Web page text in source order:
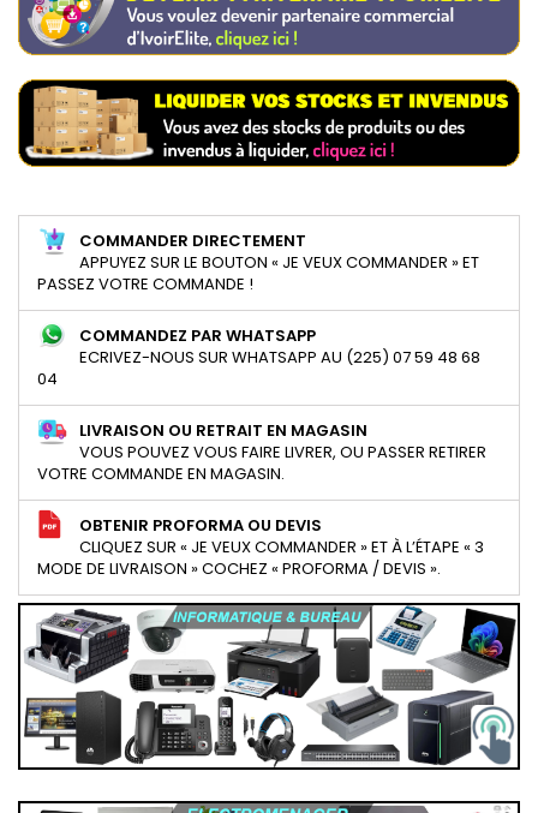
COMMANDER DIRECTEMENT
APPUYEZ SUR LE BOUTON « JE VEUX COMMANDER » ET
PASSEZ VOTRE COMMANDE !
COMMANDEZ PAR WHATSAPP
ECRIVEZ-NOUS SUR WHATSAPP AU (225) 07 59 48 68
04
LIVRAISON OU RETRAIT EN MAGASIN
VOUS POUVEZ VOUS FAIRE LIVRER, OU PASSER RETIRER
VOTRE COMMANDE EN MAGASIN.
OBTENIR PROFORMA OU DEVIS
CLIQUEZ SUR « JE VEUX COMMANDER » ET À L’ÉTAPE « 3
MODE DE LIVRAISON » COCHEZ « PROFORMA / DEVIS ».